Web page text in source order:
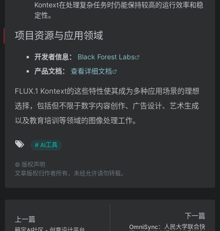
Kontext在处理复杂任务时仍能保持较高的运行效率和稳
定性。
项目资源与应用领域
开发者信息：
Black Forest Labs
产品文档：
查看详细文档
FLUX.1 Kontext的这些特性使其成为多种应用场景的理想
选择，包括但不限于数字内容创作、广告设计、艺术生成
以及教育培训等领域的图像处理工作。
# AI工具
© 版权声明
文章版权归作者所有，未经允许请勿转载。
上一篇 下一篇
OmniSync：人民大学联合快